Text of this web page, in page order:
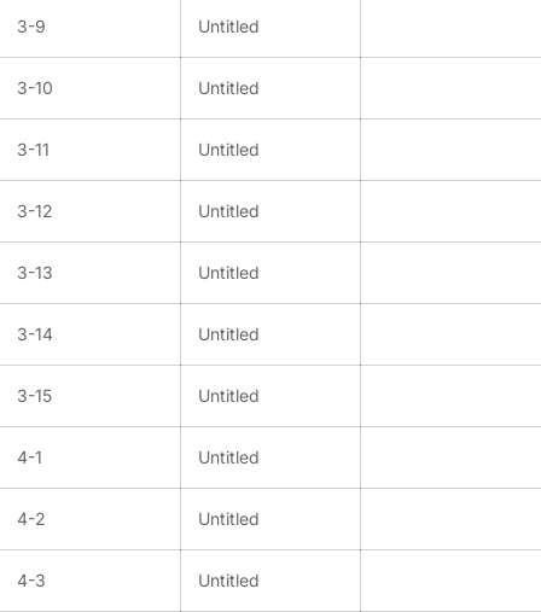
3-9 Untitled
3-10 Untitled
3-11 Untitled
3-12 Untitled
3-13 Untitled
3-14 Untitled
3-15 Untitled
4-1 Untitled
4-2 Untitled
4-3 Untitled